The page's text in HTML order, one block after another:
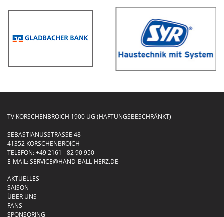
TV KORSCHENBROICH 1900 UG (HAFTUNGSBESCHRÄNKT)
SEBASTIANUSSTRASSE 48
41352 KORSCHENBROICH
TELEFON:+49 2161 - 82 90 950
E-MAIL:SERVICE@HAND-BALL-HERZ.DE
AKTUELLES
SAISON
ÜBER UNS
FANS
SPONSORING